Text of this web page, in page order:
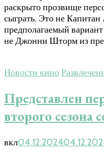
раскрыто прозвище
сыграть. Это не
предполагаемый
не Джонни Шторм из
Новости кино
Представлен
второго сезона
вкл04.12.2024